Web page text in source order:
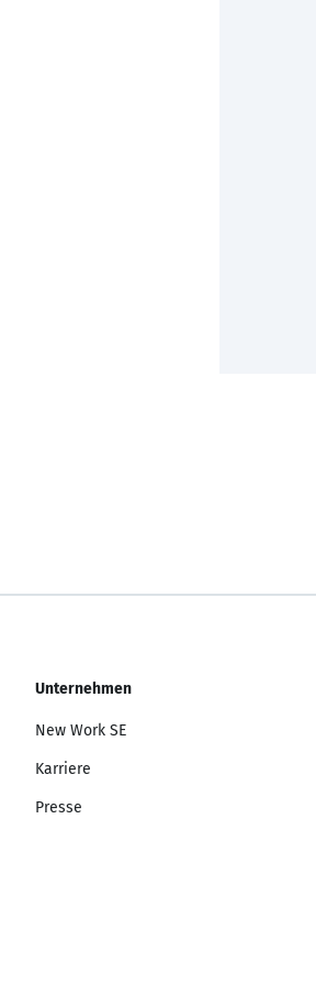
Unternehmen
New Work SE
Karriere
Presse